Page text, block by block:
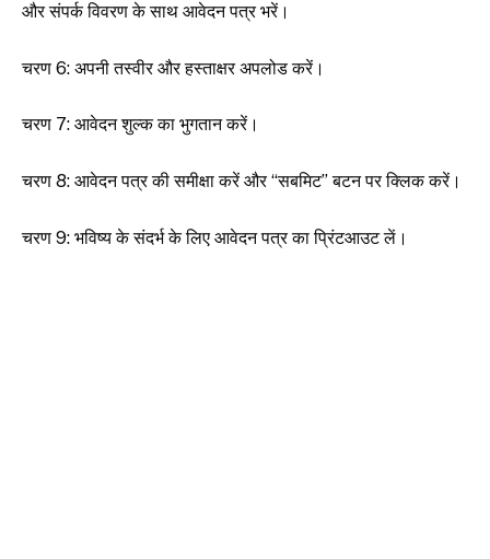
और संपर्क विवरण के साथ आवेदन पत्र भरें।
चरण 6: अपनी तस्वीर और हस्ताक्षर अपलोड करें।
चरण 7: आवेदन शुल्क का भुगतान करें।
चरण 8: आवेदन पत्र की समीक्षा करें और “सबमिट” बटन पर क्लिक करें।
चरण 9: भविष्य के संदर्भ के लिए आवेदन पत्र का प्रिंटआउट लें।